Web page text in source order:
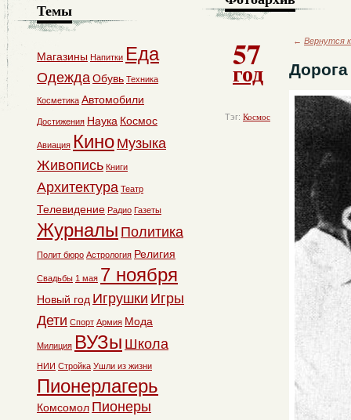
57
год
Тэг: Космос
← Вернутся
Темы
Магазины Напитки Еда
ОдеждаОбувь Техника
Косметика Автомобили
Достижения Наука Космос
Авиация Кино Музыка
Живопись Книги
Архитектура Театр
Телевидение Радио Газеты
Журналы Политика
Полит бюро Астрология Религия
Свадьбы 1 мая 7 ноября
Новый год Игрушки Игры
Дети Спорт Армия Мода
Милиция ВУЗы Школа
НИИ Стройка Ушли из жизни
Пионерлагерь
Комсомол Пионеры